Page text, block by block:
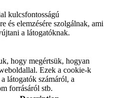
kulcsfontosságú
és elemzésére szolgálnak, ami
a látogatóknak.
hogy megértsük, hogyan
Ezek a cookie-k
látogatók számáról, a
forrásáról stb.